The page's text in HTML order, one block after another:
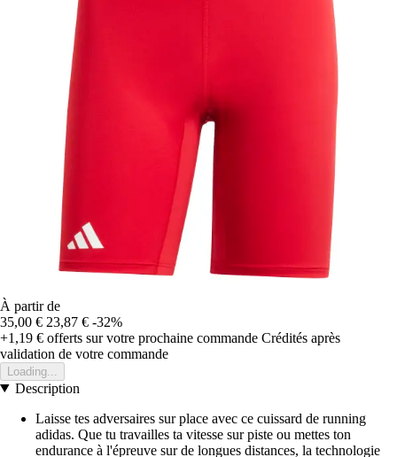
À partir de
35,00 € 23,87 € -32%
+1,19 € offerts sur votre prochaine commande Crédités après
validation de votre commande
Loading...
Description
Laisse tes adversaires sur place avec ce cuissard de running
adidas. Que tu travailles ta vitesse sur piste ou mettes ton
endurance à l'épreuve sur de longues distances, la technologie